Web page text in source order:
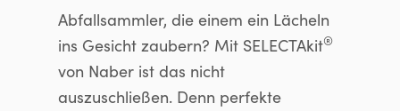
Abfallsammler, die einem ein Lächeln
ins Gesicht zaubern? Mit SELECTAkit®
von Naber ist das nicht
auszuschließen. Denn perfekte